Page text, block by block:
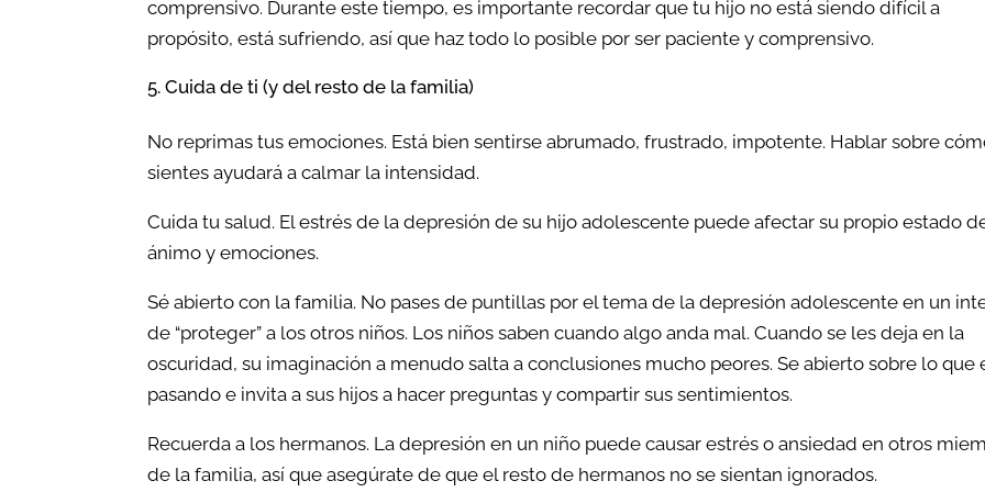
comprensivo. Durante este tiempo, es importante recordar que tu hijo no está siendo difícil a
propósito, está sufriendo, así que haz todo lo posible por ser paciente y comprensivo.
Cuida de ti (y del resto de la familia)
No reprimas tus emociones. Está bien sentirse abrumado, frustrado, impotente. Hablar sobre
sientes ayudará a calmar la intensidad.
Cuida tu salud. El estrés de la depresión de su hijo adolescente puede afectar su propio estado
ánimo y emociones.
Sé abierto con la familia. No pases de puntillas por el tema de la depresión adolescente en un
de “proteger” a los otros niños. Los niños saben cuando algo anda mal. Cuando se les deja en la
oscuridad, su imaginación a menudo salta a conclusiones mucho peores. Se abierto sobre lo que
pasando e invita a sus hijos a hacer preguntas y compartir sus sentimientos.
Recuerda a los hermanos. La depresión en un niño puede causar estrés o ansiedad en otros
de la familia, así que asegúrate de que el resto de hermanos no se sientan ignorados.